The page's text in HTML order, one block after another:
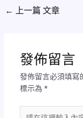
← 上一篇 文章
發佈留言
發佈留言必須填寫
標示為*